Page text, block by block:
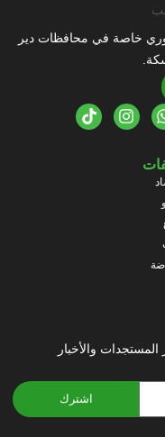
خاصة في محافظات دير
والأخبار
اشترك